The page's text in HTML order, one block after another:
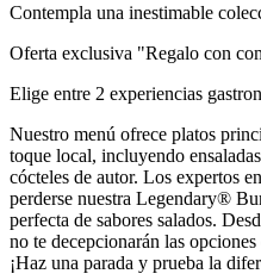
Contempla una inestimable
Oferta exclusiva "Regalo con
Elige entre 2 experiencias
Nuestro menú ofrece platos
toque local, incluyendo
cócteles de autor. Los expertos
perderse nuestra Legendary®
perfecta de sabores salados.
no te decepcionarán las
¡Haz una parada y prueba la